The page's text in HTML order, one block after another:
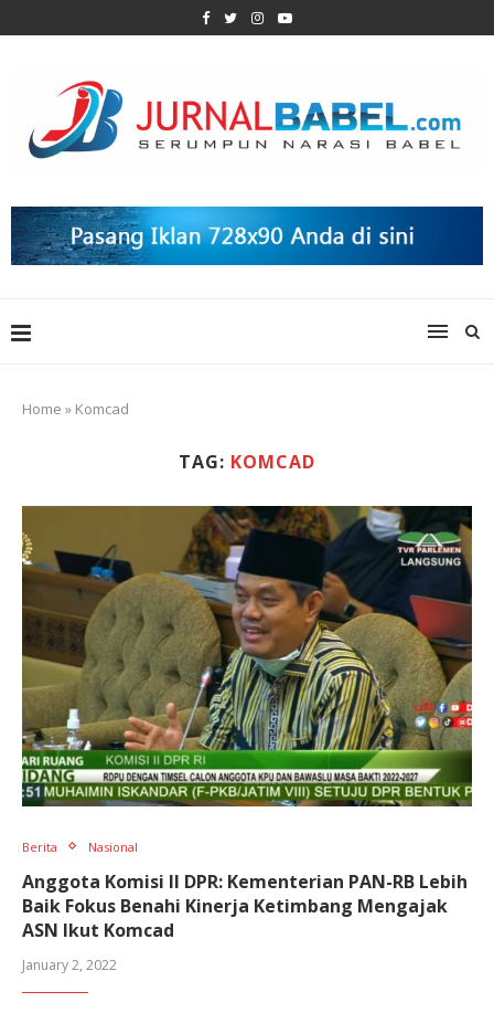
Home » Komcad
TAG: KOMCAD
Berita Nasional
Anggota Komisi II DPR: Kementerian PAN-RB Lebih
Baik Fokus Benahi Kinerja Ketimbang Mengajak
ASN Ikut Komcad
January 2, 2022